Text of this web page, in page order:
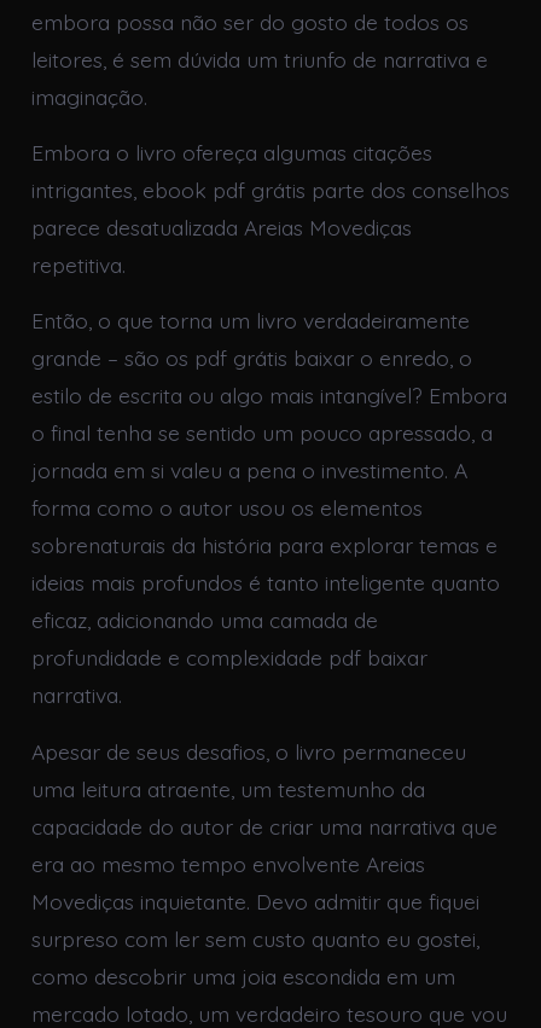
embora possa não ser do gosto de todos os
leitores, é sem dúvida um triunfo de narrativa e
imaginação.
Embora o livro ofereça algumas citações
intrigantes, ebook pdf grátis parte dos conselhos
parece desatualizada Areias Movediças
repetitiva.
Então, o que torna um livro verdadeiramente
grande – são os pdf grátis baixar o enredo, o
estilo de escrita ou algo mais intangível? Embora
o final tenha se sentido um pouco apressado, a
jornada em si valeu a pena o investimento. A
forma como o autor usou os elementos
sobrenaturais da história para explorar temas e
ideias mais profundos é tanto inteligente quanto
eficaz, adicionando uma camada de
profundidade e complexidade pdf baixar
narrativa.
Apesar de seus desafios, o livro permaneceu
uma leitura atraente, um testemunho da
capacidade do autor de criar uma narrativa que
era ao mesmo tempo envolvente Areias
Movediças inquietante. Devo admitir que fiquei
surpreso com ler sem custo quanto eu gostei,
como descobrir uma joia escondida em um
mercado lotado, um verdadeiro tesouro que vou